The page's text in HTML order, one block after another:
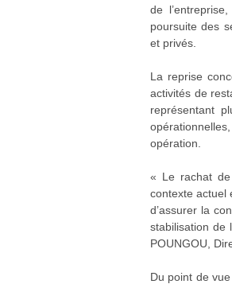
de
poursuite des
et privés.
La reprise
activités de
représentant
opération.
« Le rachat de
contexte actuel
d’assurer la
stabilisation de
POUNGOU,
Du point de